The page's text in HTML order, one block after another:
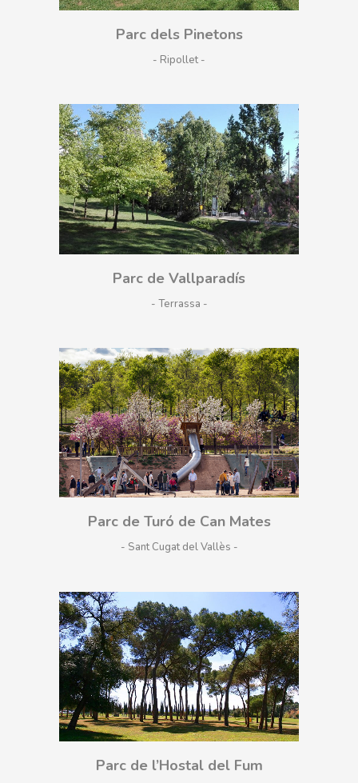
Parc dels Pinetons
- Ripollet
Parc de Vallparadís
- Terrassa
Parc de Turó de Can Mates
- Sant Cugat del Vallès
Parc de l’Hostal del Fum